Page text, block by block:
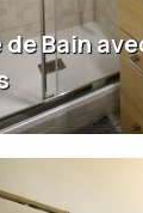
Bain